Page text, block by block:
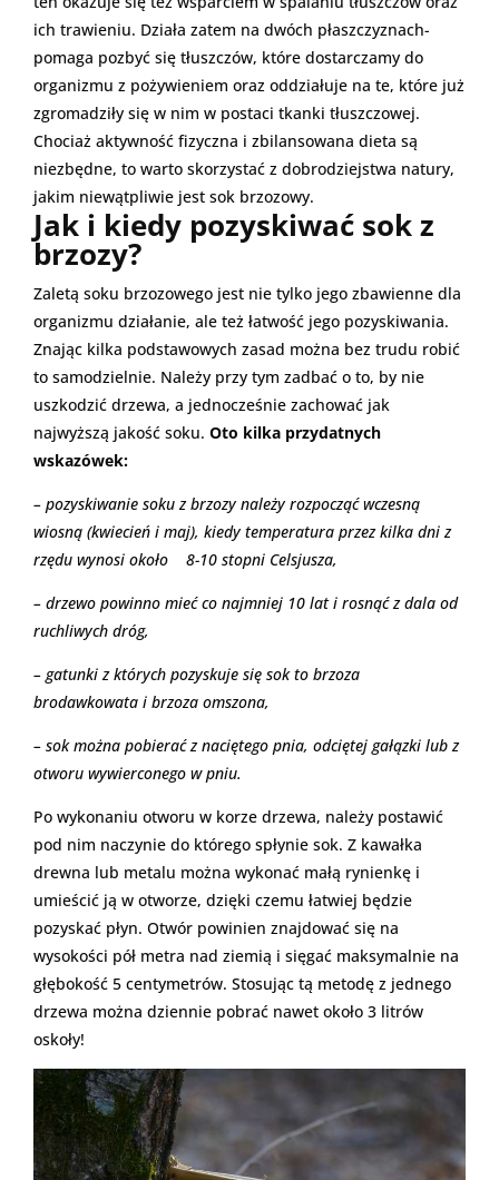
ich trawieniu. Działa zatem na dwóch płaszczyznach-
pomaga pozbyć się tłuszczów, które dostarczamy do
organizmu z pożywieniem oraz oddziałuje na te, które już
zgromadziły się w nim w postaci tkanki tłuszczowej.
Chociaż aktywność fizyczna i zbilansowana dieta są
niezbędne, to warto skorzystać z dobrodziejstwa natury,
jakim niewątpliwie jest sok brzozowy.
Jak i kiedy pozyskiwać sok z
brzozy?
Zaletą soku brzozowego jest nie tylko jego zbawienne dla
organizmu działanie, ale też łatwość jego pozyskiwania.
Znając kilka podstawowych zasad można bez trudu robić
to samodzielnie. Należy przy tym zadbać o to, by nie
uszkodzić drzewa, a jednocześnie zachować jak
najwyższą jakość soku. Oto kilka przydatnych
wskazówek:
– pozyskiwanie soku z brzozy należy rozpocząć wczesną
wiosną (kwiecień i maj), kiedy temperatura przez kilka dni z
rzędu wynosi około 8-10 stopni Celsjusza,
– drzewo powinno mieć co najmniej 10 lat i rosnąć z dala od
ruchliwych dróg,
– gatunki z których pozyskuje się sok to brzoza
brodawkowata i brzoza omszona,
– sok można pobierać z naciętego pnia, odciętej gałązki lub z
otworu wywierconego w pniu.
Po wykonaniu otworu w korze drzewa, należy postawić
pod nim naczynie do którego spłynie sok. Z kawałka
drewna lub metalu można wykonać małą rynienkę i
umieścić ją w otworze, dzięki czemu łatwiej będzie
pozyskać płyn. Otwór powinien znajdować się na
wysokości pół metra nad ziemią i sięgać maksymalnie na
głębokość 5 centymetrów. Stosując tą metodę z jednego
drzewa można dziennie pobrać nawet około 3 litrów
oskoły!